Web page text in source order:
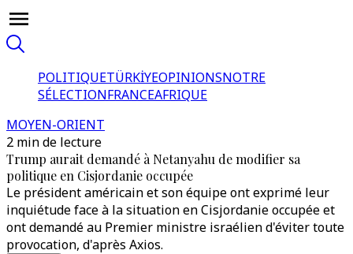
POLITIQUETÜRKİYEOPINIONSNOTRE
SÉLECTIONFRANCEAFRIQUE
MOYEN-ORIENT
2 min de lecture
Trump aurait demandé à Netanyahu de modifier sa
politique en Cisjordanie occupée
Le président américain et son équipe ont exprimé leur
inquiétude face à la situation en Cisjordanie occupée et
ont demandé au Premier ministre israélien d'éviter toute
provocation, d'après Axios.